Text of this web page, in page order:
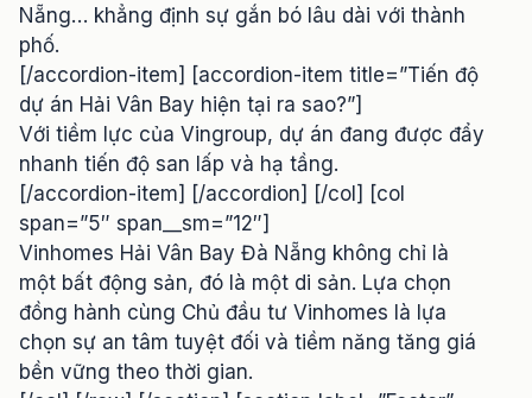
Nẵng… khẳng định sự gắn bó lâu dài với thành
phố.
[/accordion-item] [accordion-item title=”Tiến độ
dự án Hải Vân Bay hiện tại ra sao?”]
Với tiềm lực của Vingroup, dự án đang được đẩy
nhanh tiến độ san lấp và hạ tầng.
[/accordion-item] [/accordion] [/col] [col
span=”5″ span__sm=”12″]
Vinhomes Hải Vân Bay Đà Nẵng không chỉ là
một bất động sản, đó là một di sản. Lựa chọn
đồng hành cùng Chủ đầu tư Vinhomes là lựa
chọn sự an tâm tuyệt đối và tiềm năng tăng giá
bền vững theo thời gian.